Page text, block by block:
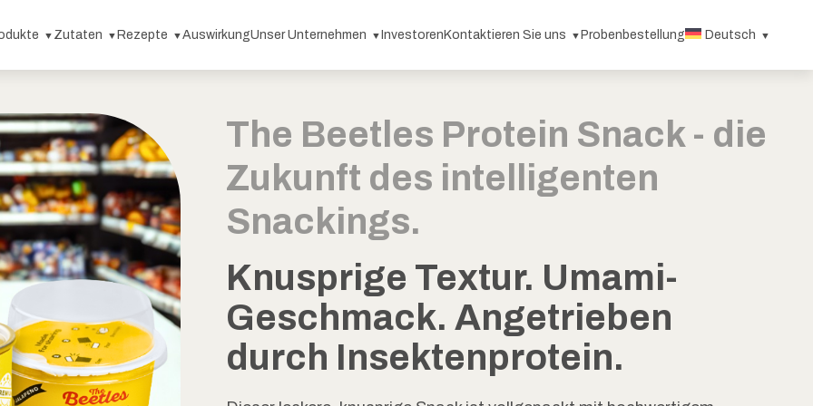
Zutaten Rezepte AuswirkungUnser Unternehmen Investoren Kontaktieren Sie uns Probenbestellung Deutsch
The Beetles Protein Snack - die
Zukunft des intelligenten
Snackings.
Knusprige Textur. Umami-
Geschmack. Angetrieben
durch Insektenprotein.